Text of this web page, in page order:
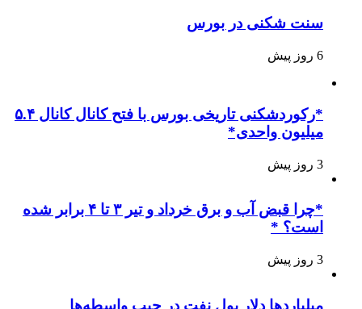
سنت شکنی در بورس
6 روز پیش
*رکوردشکنی تاریخی بورس با فتح کانال کانال ۵.۴
میلیون واحدی*
3 روز پیش
*چرا قبض آب و برق خرداد و تیر ۳ تا ۴ برابر شده
است؟ *
3 روز پیش
میلیاردها دلار پول نفت در جیب واسطه‌ها